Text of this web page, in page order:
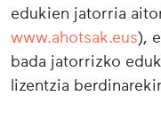
edukien jatorria
www.ahotsak.eus),
bada jatorrizko
lizentzia